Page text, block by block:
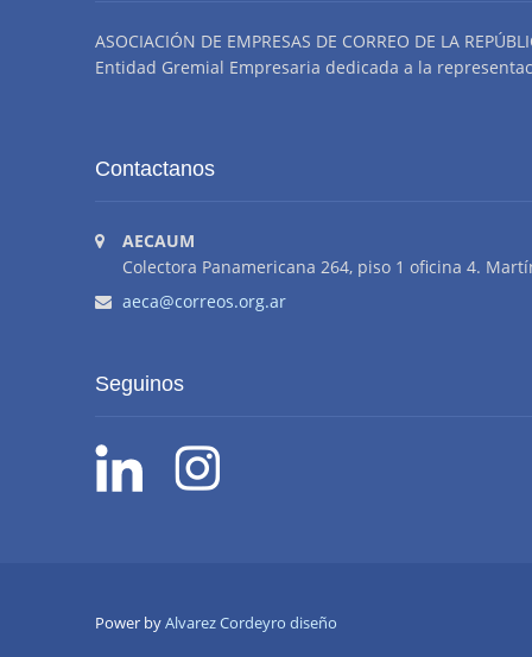
ASOCIACIÓN DE EMPRESAS DE CORREO DE LA
Entidad Gremial Empresaria dedicada a la
Contactanos
AECAUM
Colectora Panamericana 264, piso 1 oficina 4.
aeca@correos.org.ar
Seguinos
Power byAlvarez Cordeyro diseño